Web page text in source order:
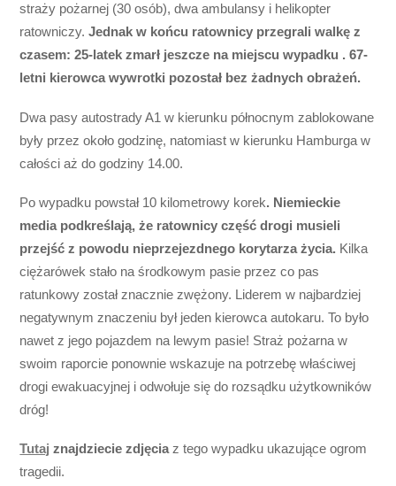
straży pożarnej (30 osób), dwa ambulansy i helikopter
ratowniczy.Jednak w końcu ratownicy przegrali walkę z
czasem: 25-latek zmarł jeszcze na miejscu wypadku . 67-
letni kierowca wywrotki pozostał bez żadnych obrażeń.
Dwa pasy autostrady A1 w kierunku północnym zablokowane
były przez około godzinę, natomiast w kierunku Hamburga w
całości aż do godziny 14.00.
Po wypadku powstał 10 kilometrowy korek. Niemieckie
media podkreślają, że ratownicy część drogi musieli
przejść z powodu nieprzejezdnego korytarza życia. Kilka
ciężarówek stało na środkowym pasie przez co pas
ratunkowy został znacznie zwężony. Liderem w najbardziej
negatywnym znaczeniu był jeden kierowca autokaru. To było
nawet z jego pojazdem na lewym pasie! Straż pożarna w
swoim raporcie ponownie wskazuje na potrzebę właściwej
drogi ewakuacyjnej i odwołuje się do rozsądku użytkowników
dróg!
Tutaj znajdziecie zdjęcia z tego wypadku ukazujące ogrom
tragedii.